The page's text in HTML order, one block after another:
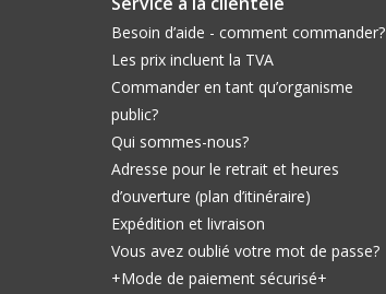
Besoin d’aide - comment commander?
Les prix incluent la TVA
Commander en tant qu’organisme
public?
Qui sommes-nous?
Adresse pour le retrait et heures
d’ouverture (plan d’itinéraire)
Expédition et livraison
Vous avez oublié votre mot de passe?
+Mode de paiement sécurisé+